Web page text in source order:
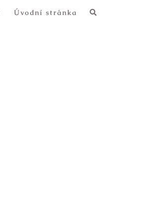
Úvodní stránka